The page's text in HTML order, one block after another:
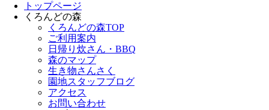
トップページ
くろんどの森
くろんどの森TOP
ご利用案内
日帰り炊さん・BBQ
森のマップ
生き物さんさく
園地スタッフブログ
アクセス
お問い合わせ